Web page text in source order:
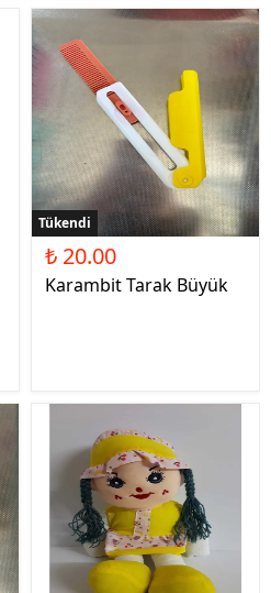
Tükendi
₺ 20.00
Karambit Tarak Büyük